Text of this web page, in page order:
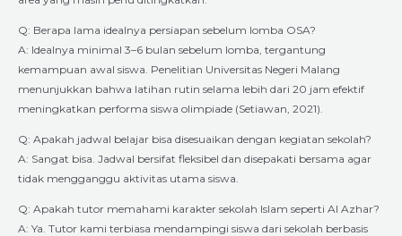
Q: Berapa lama idealnya persiapan sebelum lomba OSA?
A: Idealnya minimal 3–6 bulan sebelum lomba, tergantung
kemampuan awal siswa. Penelitian Universitas Negeri Malang
menunjukkan bahwa latihan rutin selama lebih dari 20 jam efektif
meningkatkan performa siswa olimpiade (Setiawan, 2021).
Q: Apakah jadwal belajar bisa disesuaikan dengan kegiatan sekolah?
A: Sangat bisa. Jadwal bersifat fleksibel dan disepakati bersama agar
tidak mengganggu aktivitas utama siswa.
Q: Apakah tutor memahami karakter sekolah Islam seperti Al Azhar?
A: Ya. Tutor kami terbiasa mendampingi siswa dari sekolah berbasis